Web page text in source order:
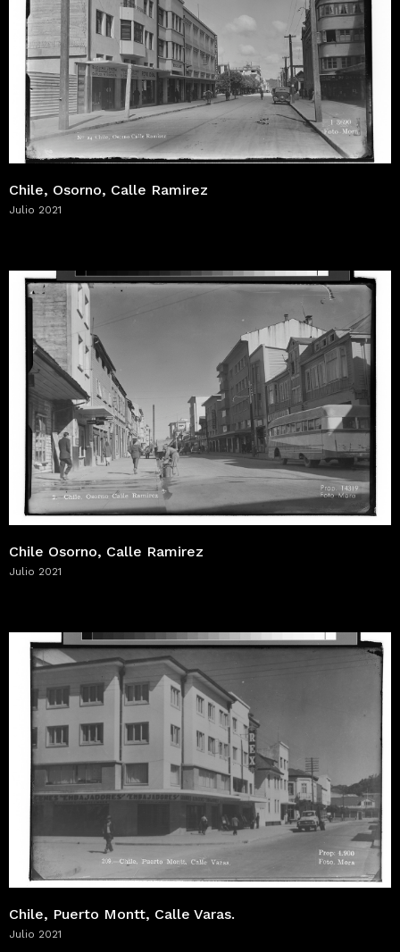
Chile, Osorno, Calle Ramirez
Julio 2021
Chile Osorno, Calle Ramirez
Julio 2021
Chile, Puerto Montt, Calle Varas.
Julio 2021